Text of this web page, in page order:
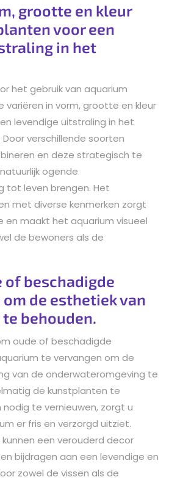
grootte en kleur
voor een
in het
het gebruik van aquarium
variëren in vorm, grootte en kleur
levendige uitstraling in het
verschillende soorten
en deze strategisch te
ogende
tot leven brengen. Het
met diverse kenmerken zorgt
en maakt het aquarium visueel
de bewoners als de
of beschadigde
de esthetiek van
behouden.
oude of beschadigde
te vervangen om de
van de onderwateromgeving te
de kunstplanten te
te vernieuwen, zorgt u
er fris en verzorgd uitziet.
een verouderd decor
bijdragen aan een levendige en
zowel de vissen als de